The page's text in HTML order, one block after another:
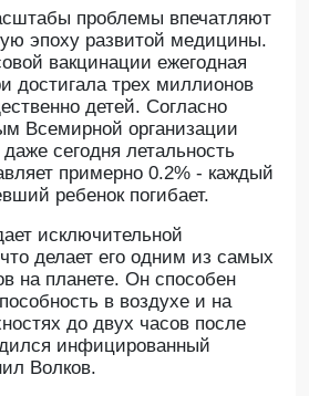
проблемы впечатляют
эпоху развитой медицины.
вакцинации ежегодная
достигала трех миллионов
детей. Согласно
Всемирной организации
сегодня летальность
примерно 0.2% - каждый
ребенок погибает.
исключительной
делает его одним из самых
на планете. Он способен
в воздухе и на
до двух часов после
инфицированный
Волков.